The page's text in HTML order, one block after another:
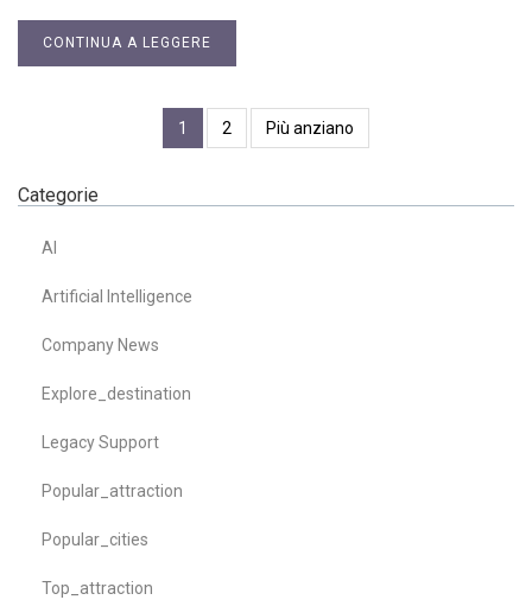
CONTINUA A LEGGERE
1 2 Più anziano
Categorie
AI
Artificial Intelligence
Company News
Explore_destination
Legacy Support
Popular_attraction
Popular_cities
Top_attraction